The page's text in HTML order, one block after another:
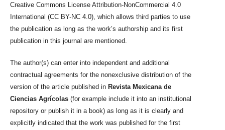
Creative Commons License Attribution-NonCommercial 4.0
International (CC BY-NC 4.0), which allows third parties to use
the publication as long as the work’s authorship and its first
publication in this journal are mentioned.
The author(s) can enter into independent and additional
contractual agreements for the nonexclusive distribution of the
version of the article published in Revista Mexicana de
Ciencias Agrícolas (for example include it into an institutional
repository or publish it in a book) as long as it is clearly and
explicitly indicated that the work was published for the first